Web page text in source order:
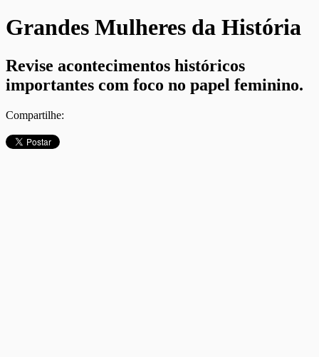
Grandes Mulheres da História
Revise acontecimentos históricos
importantes com foco no papel feminino.
Compartilhe: